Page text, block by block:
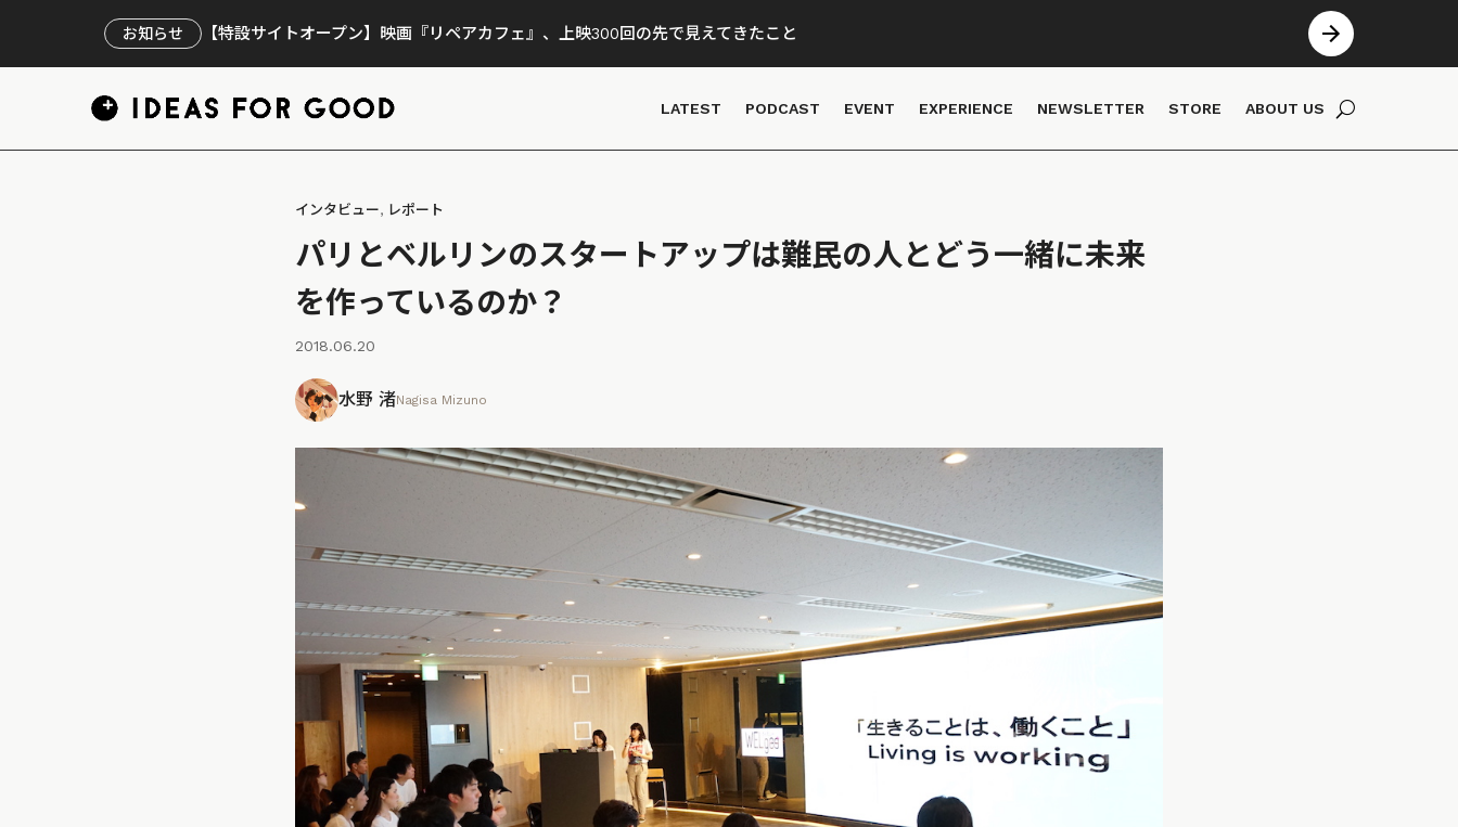
お知らせ 【特設サイトオープン】映画『リペアカフェ』、上映300回の先で見えてきたこと
LATEST PODCAST EVENT EXPERIENCE NEWSLETTER STORE ABOUT US
インタビュー, レポート
パリとベルリンのスタートアップは難民の人とどう一緒に未来
を作っているのか？
2018.06.20
水野 渚Nagisa Mizuno